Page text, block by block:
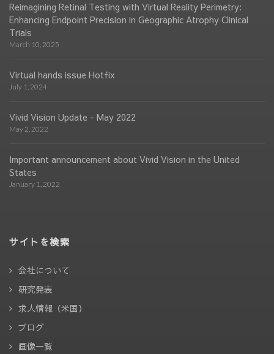
Reimagining Retinal Testing with Virtual Reality Perimetry:
Enhancing Endpoint Precision in Geographic Atrophy Clinical
Trials
March 10, 2025
Virtual hands issue Hotfix
July 1, 2024
Vivid Vision Update - May 2022
May 2, 2022
Important announcement about Vivid Vision in the United
States
January 1, 2022
サイトを検索
会社について
研究発表
求人情報（米国）
ブログ
画像一覧